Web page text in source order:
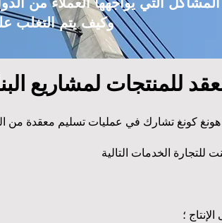
وكيف يتم التغلب
للمنتجات لمشاريع
؛